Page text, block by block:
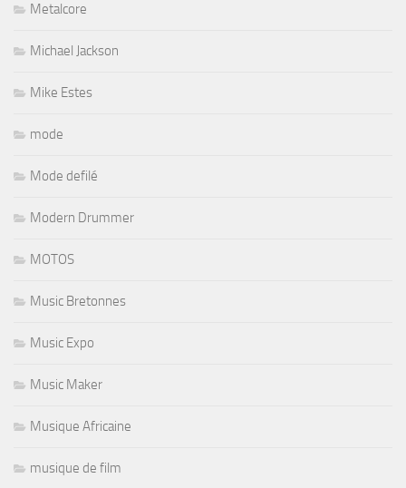
Metalcore
Michael Jackson
Mike Estes
mode
Mode defilé
Modern Drummer
MOTOS
Music Bretonnes
Music Expo
Music Maker
Musique Africaine
musique de film